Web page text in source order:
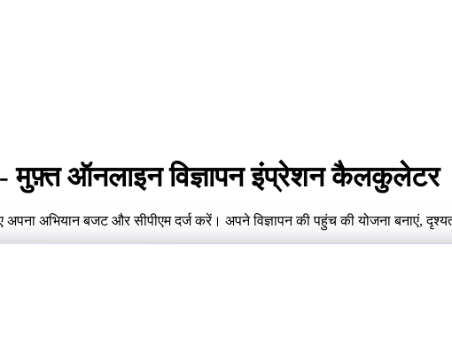
ऑनलाइन विज्ञापन इंप्रेशन कैलकुलेटर
अभियान बजट और सीपीएम दर्ज करें। अपने विज्ञापन की पहुंच की योजना बनाएं,